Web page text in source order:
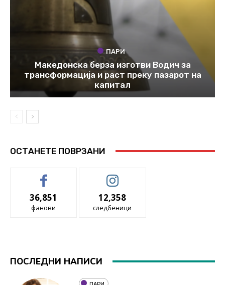
ПАРИ
Македонска берза изготви Водич за
трансформација и раст преку пазарот на
капитал
ОСТАНЕТЕ ПОВРЗАНИ
36,851
фанови
12,358
следбеници
ПОСЛЕДНИ НАПИСИ